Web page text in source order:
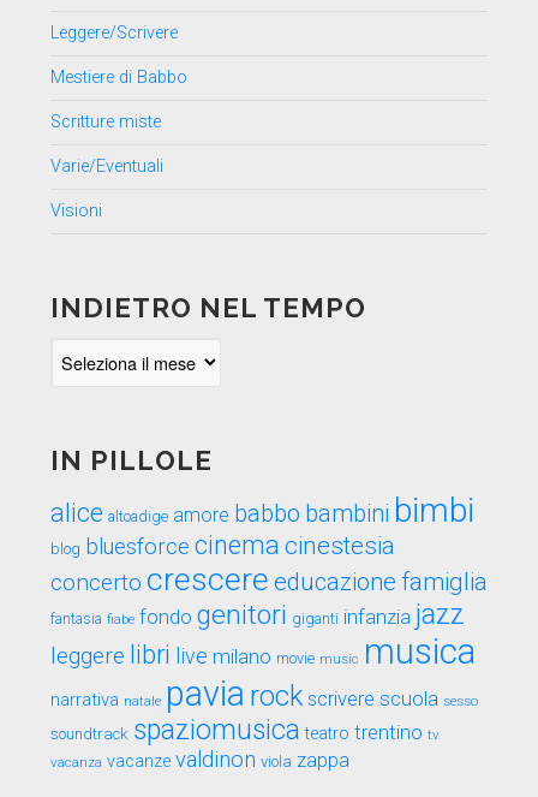
Leggere/Scrivere
Mestiere di Babbo
Scritture miste
Varie/Eventuali
Visioni
INDIETRO NEL TEMPO
IN PILLOLE
alice altoadige amore babbo bambini bimbi
blog bluesforce cinema cinestesia
concerto crescere educazione famiglia
fantasia fiabe fondo genitori giganti infanzia jazz
leggere libri live milano movie music musica
narrativa natale pavia rock scrivere scuola sesso
soundtrack spaziomusica teatro trentino tv
vacanza vacanze valdinon viola zappa